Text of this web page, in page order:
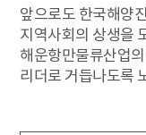
앞으로도 한국해양
지역사회의 상생을
해운항만물류산업
리더로 거듭나도록